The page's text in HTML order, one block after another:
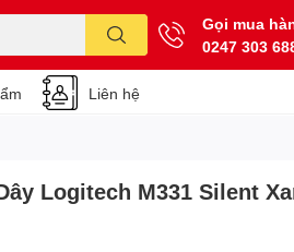
Gọi mua
0247 303
Liên hệ
Logitech M331 Silent